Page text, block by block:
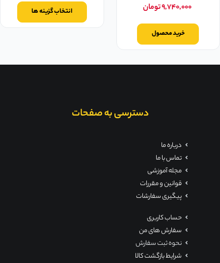
۹,۷۴۰,۰۰۰تومان
خرید محصول
انتخاب گزینه ها
دسترسی به صفحات
درباره ما
تماس با ما
مجله آموزشی
قوانین و مقررات
پیگیری سفارشات
حساب کاربری
سفارش های من
نحوه ثبت سفارش
شرایط بازگشت کالا